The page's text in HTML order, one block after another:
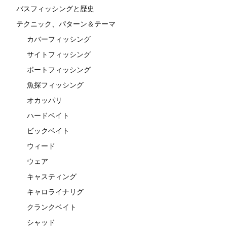
バスフィッシングと歴史
テクニック、パターン＆テーマ
カバーフィッシング
サイトフィッシング
ボートフィッシング
魚探フィッシング
オカッパリ
ハードベイト
ビックベイト
ウィード
ウェア
キャスティング
キャロライナリグ
クランクベイト
シャッド